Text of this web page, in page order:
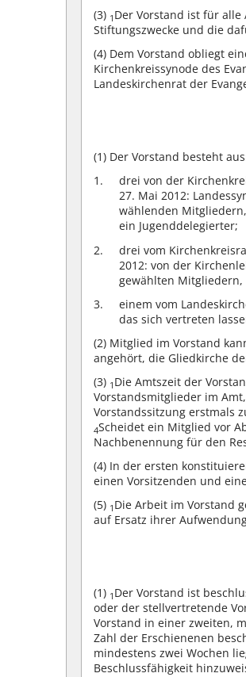
(3) 1 Der Vorstand ist für
Stiftungszwecke und die
(4) Dem Vorstand obliegt
Kirchenkreissynode des
Landeskirchenrat der
(1) Der Vorstand besteht
drei von der
27. Mai 2012:
wählenden
ein Jugenddelegierter;
drei vom
2012: von der
gewählten
einem vom
das sich vertreten
(2) Mitglied im Vorstand
angehört, die Gliedkirche
(3) 1 Die Amtszeit der
Vorstandsmitglieder im
Vorstandssitzung erstmals
4Scheidet ein Mitglied vor
Nachbenennung für den
(4) In der ersten
einen Vorsitzenden und
(5) 1 Die Arbeit im Vorstand
auf Ersatz ihrer
(1) 1 Der Vorstand ist
oder der stellvertretende
Vorstand in einer zweiten,
Zahl der Erschienenen
mindestens zwei Wochen
Beschlussfähigkeit